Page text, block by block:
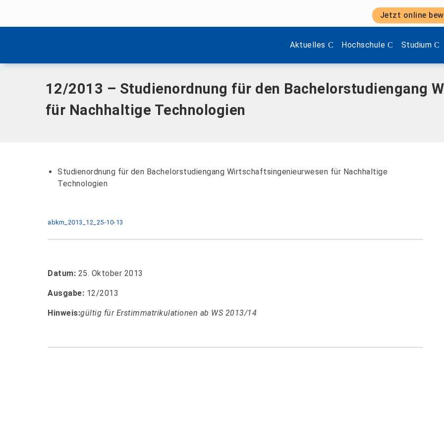
Jetzt online
Aktuelles
Zeige Menü-Unterpunkte von 'Aktuelles'.
Hochschule
Zeige Menü-Unterpunkte
Studium
Zeige
Home|Dokumente|12/2013 – Studienordnung für den Bachelorstudiengang Wirtschaftsingenieurwesen für
12/2013 – Studienordnung für den Bachelorstudiengang
für Nachhaltige Technologien
Studienordnung für den Bachelorstudiengang Wirtschaftsingenieurwesen für Nachhaltige
Technologien
abkm_2013_12_25-10-13
Datum: 25. Oktober 2013
Ausgabe: 12/2013
Hinweis:gültig für Erstimmatrikulationen ab WS 2013/14